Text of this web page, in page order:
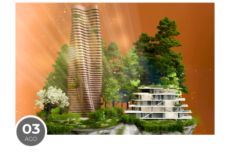
03
AGO